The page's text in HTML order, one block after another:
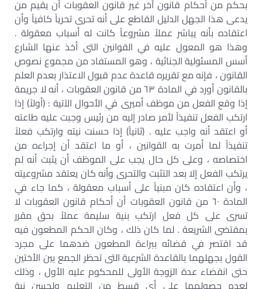
بحكم من أحكام قانون آخر غير قانون العقوبات أن يقيم من
يدعى هذا الجهل الدليل القاطع على أنه تحرى تحرياً كافياً وأن
اعتقاده بأنه يباشر عملاً مشروعاً كانت له أسباب معقولة .
وهذا هو المعول عليه في القوانين التى أخذ عنها الشارع
أسس المسئولية الجنائية ، وهو المستفاد من مجموع نصوص
القانون ، فإنه مع تقريره قاعدة عدم قبول الاعتذار بعدم العلم
بالقانون أورد في المادة ٦٣ من قانون العقوبات ، أنه لا جريمة
إذا وقع الفعل من موظف أميرى في الأحوال الآتية : (أولاً) إذا
ارتكب الفعل تنفيذاً لأمر صادر إليه من رئيس وجبت عليه طاعته
أو اعتقد أنه واجب عليه . (ثانياً) إذا حسنت نيته وارتكب فعلاً
تنفيذاً لما أمرت به القوانين ، أو ما اعتقد أن إجراءه من
اختصاصه ، وعلى كل حال يجب على الموظف أن يثبت أنه لم
يرتكب الفعل إلا بعد التثبت والتحرى وأنه كان يعتقد مشروعيته
، وأن اعتقاده كان مبنياً على أسباب معقولة ، كما جاء في
المادة ٦٠ من قانون العقوبات أن أحكام قانون العقوبات لا
تسرى على كل فعل ارتكب بنية سليمة عملاً بحق مقرر
بمقتضى الشريعة . لما كان ذلك ، وكان الحكم المطعون فيه
قد اقتصر في قضائه ببراءة المطعون ضدهما على مجرد
القول بجهلهما بالقاعدة الشرعية التى تحظر الجمع بين الأختين
حتى انقضاء عدة الزوجة الأولى للمحكوم عليه الأول ، وذلك
لعدم حصولهما على أى قسط من التعليم ولحسن نية